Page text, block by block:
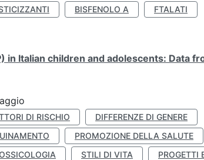
BISFENOLO A
FTALATI
Italian children and adolescents: Data
DI RISCHIO
DIFFERENZE DI GENERE
PROMOZIONE DELLA SALUTE
STILI DI VITA
PROGETTI